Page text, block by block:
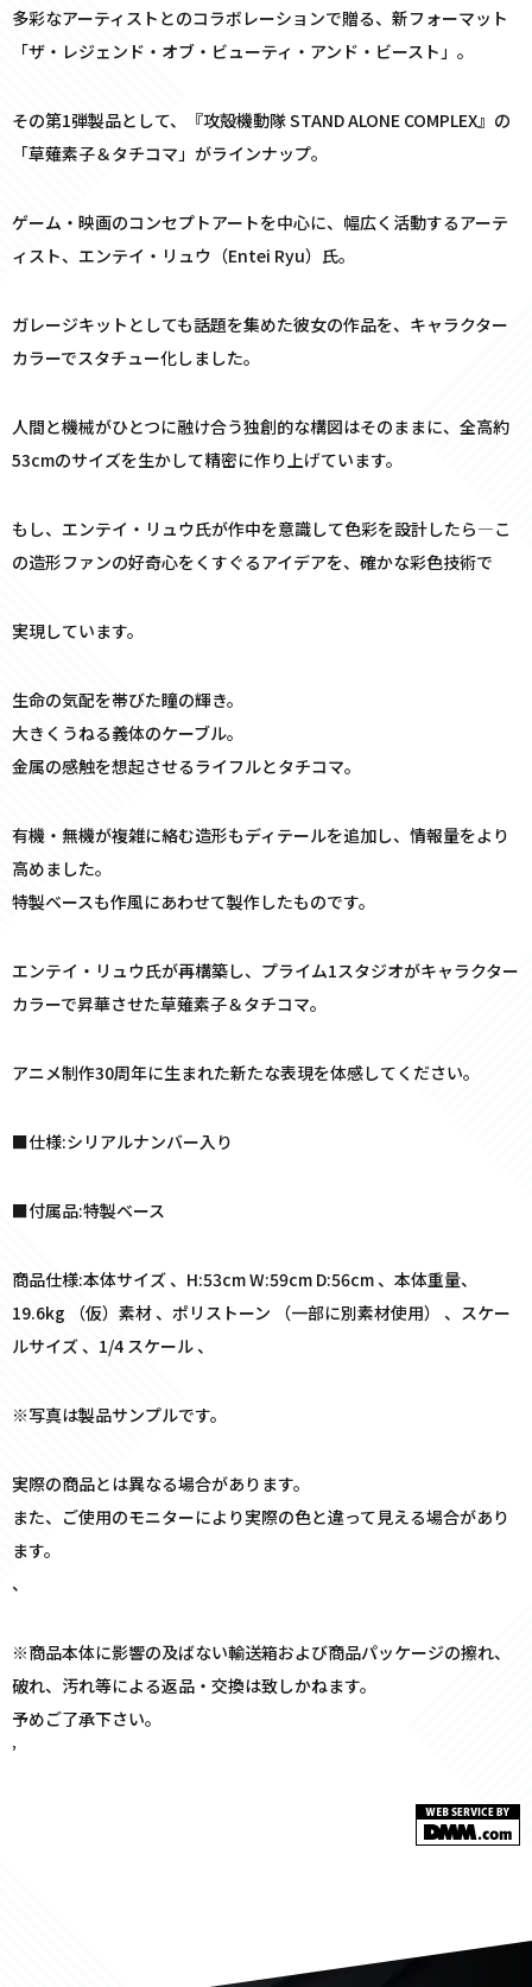
多彩なアーティストとのコラボレーションで贈る、新フォーマット
「ザ・レジェンド・オブ・ビューティ・アンド・ビースト」。
その第1弾製品として、『攻殻機動隊 STAND ALONE COMPLEX』の
「草薙素子＆タチコマ」がラインナップ。
ゲーム・映画のコンセプトアートを中心に、幅広く活動するアーテ
ィスト、エンテイ・リュウ（Entei Ryu）氏。
ガレージキットとしても話題を集めた彼女の作品を、キャラクター
カラーでスタチュー化しました。
人間と機械がひとつに融け合う独創的な構図はそのままに、全高約
53cmのサイズを生かして精密に作り上げています。
もし、エンテイ・リュウ氏が作中を意識して色彩を設計したら―こ
の造形ファンの好奇心をくすぐるアイデアを、確かな彩色技術で
実現しています。
生命の気配を帯びた瞳の輝き。
大きくうねる義体のケーブル。
金属の感触を想起させるライフルとタチコマ。
有機・無機が複雑に絡む造形もディテールを追加し、情報量をより
高めました。
特製ベースも作風にあわせて製作したものです。
エンテイ・リュウ氏が再構築し、プライム1スタジオがキャラクター
カラーで昇華させた草薙素子＆タチコマ。
アニメ制作30周年に生まれた新たな表現を体感してください。
■仕様:シリアルナンバー入り
■付属品:特製ベース
商品仕様:本体サイズ 、H:53cm W:59cm D:56cm 、本体重量、
19.6kg （仮）素材 、ポリストーン （一部に別素材使用） 、スケー
ルサイズ 、1/4 スケール 、
※写真は製品サンプルです。
実際の商品とは異なる場合があります。
また、ご使用のモニターにより実際の色と違って見える場合があり
ます。
、
※商品本体に影響の及ばない輸送箱および商品パッケージの擦れ、
破れ、汚れ等による返品・交換は致しかねます。
予めご了承下さい。
’